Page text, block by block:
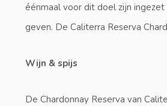
éénmaal voor dit doel zijn
geven. De Caliterra Reserva
Wijn & spijs
De Chardonnay Reserva van